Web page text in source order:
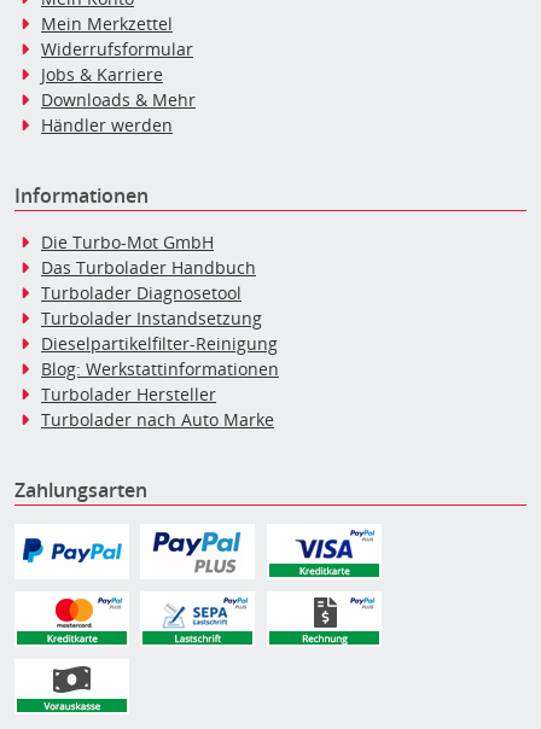
Mein Merkzettel
Widerrufsformular
Jobs & Karriere
Downloads & Mehr
Händler werden
Informationen
Die Turbo-Mot GmbH
Das Turbolader Handbuch
Turbolader Diagnosetool
Turbolader Instandsetzung
Dieselpartikelfilter-Reinigung
Blog: Werkstattinformationen
Turbolader Hersteller
Turbolader nach Auto Marke
Zahlungsarten